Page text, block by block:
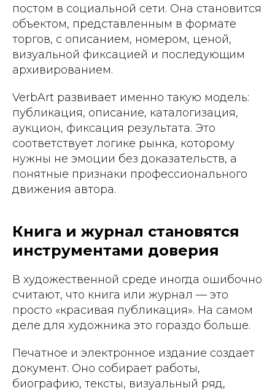
постом в социальной сети. Она становится
объектом, представленным в формате
торгов, с описанием, номером, ценой,
визуальной фиксацией и последующим
архивированием.
VerbArt развивает именно такую модель:
публикация, описание, каталогизация,
аукцион, фиксация результата. Это
соответствует логике рынка, которому
нужны не эмоции без доказательств, а
понятные признаки профессионального
движения автора.
Книга и журнал становятся
инструментами доверия
В художественной среде иногда ошибочно
считают, что книга или журнал — это
просто «красивая публикация». На самом
деле для художника это гораздо больше.
Печатное и электронное издание создает
документ. Оно собирает работы,
биографию, тексты, визуальный ряд,